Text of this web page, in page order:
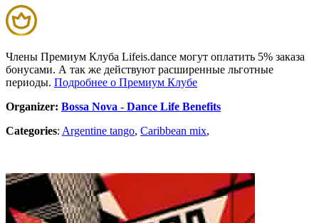
Члены Премиум Клуба Lifeis.dance могут оплатить 5% заказа
бонусами. А так же действуют расширенные льготные
периоды. Подробнее о Премиум Клубе
Organizer: Bossa Nova - Dance Life Benefits
Categories: Argentine tango, Caribbean mix,